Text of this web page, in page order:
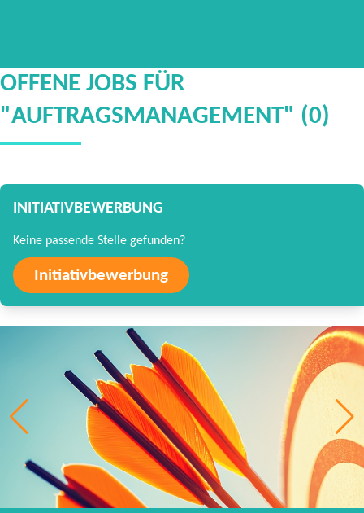
OFFENE JOBS FÜR
"AUFTRAGSMANAGEMENT" (0)
INITIATIVBEWERBUNG
Keine passende Stelle gefunden?
Initiativbewerbung